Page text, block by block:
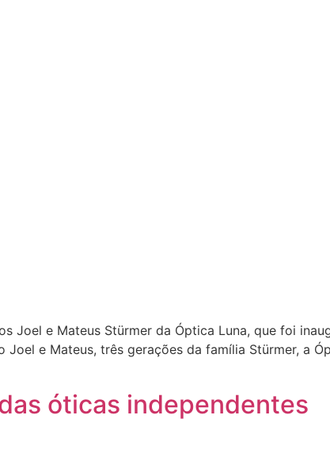
Joel e Mateus Stürmer da Óptica Luna, que foi
e Mateus, três gerações da família Stürmer, a
óticas independentes